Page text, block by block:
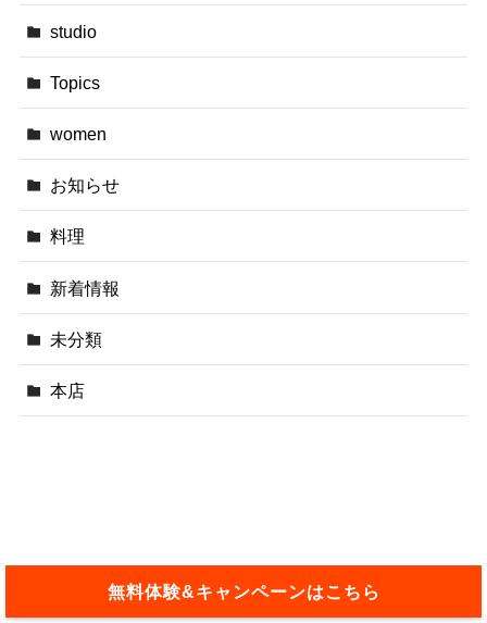
studio
Topics
women
お知らせ
料理
新着情報
未分類
本店
無料体験&キャンペーンはこちら